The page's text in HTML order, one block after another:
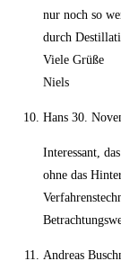
nur noch so
durch
Viele Grüße
Niels
Hans 30.
Interessant,
ohne das
Andreas